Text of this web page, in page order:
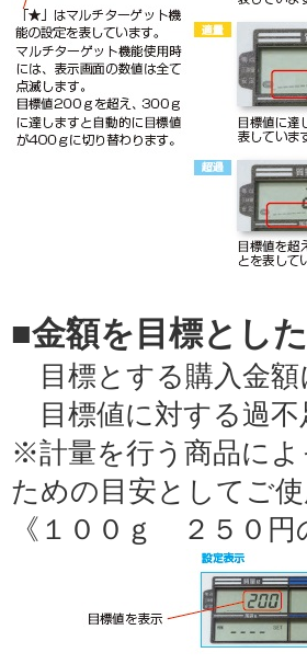
■金額を目標とし
目標とする購入金額
目標値に対する過不
※計量を行う商品に
ための目安としてご使
《１００ｇ ２５０円